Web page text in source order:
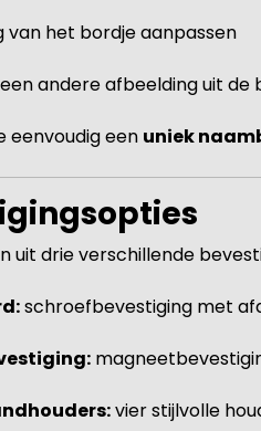
van het bordje aanpassen
andere afbeelding uit de
eenvoudig een uniek
uit drie verschillende
schroefbevestiging met
vier stijlvolle